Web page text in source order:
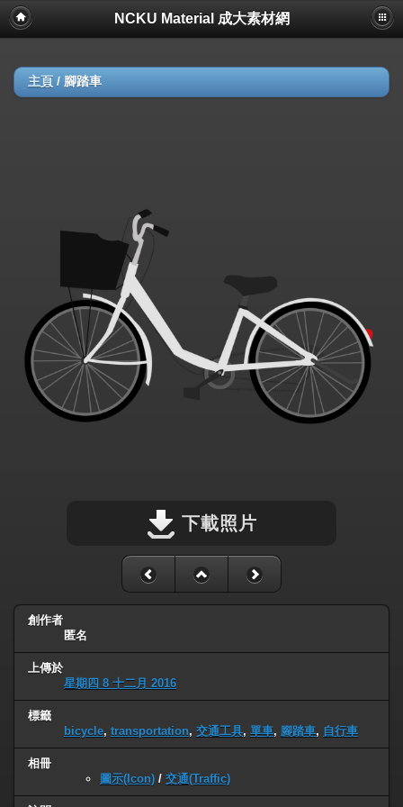
NCKU Material 成大素材網
主頁 / 腳踏車
下載照片
創作者
匿名
上傳於
星期四 8 十二月 2016
標籤
bicycle, transportation, 交通工具, 單車, 腳踏車, 自行車
相冊
圖示(Icon) / 交通(Traffic)